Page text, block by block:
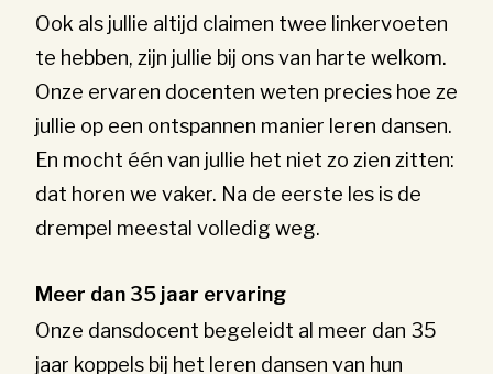
Ook als jullie altijd claimen twee linkervoeten
te hebben, zijn jullie bij ons van harte welkom.
Onze ervaren docenten weten precies hoe ze
jullie op een ontspannen manier leren dansen.
En mocht één van jullie het niet zo zien zitten:
dat horen we vaker. Na de eerste les is de
drempel meestal volledig weg.
Meer dan 35 jaar ervaring
Onze dansdocent begeleidt al meer dan 35
jaar koppels bij het leren dansen van hun